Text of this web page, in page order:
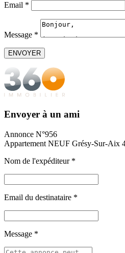
Email *
Message *
Envoyer à un ami
Annonce N°956
Appartement NEUF Grésy-Sur-Aix
Nom de l'expéditeur *
Email du destinataire *
Message *